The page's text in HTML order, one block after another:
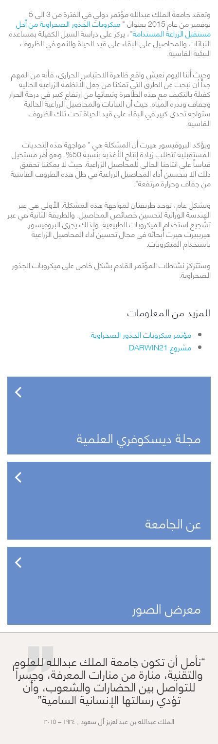
وتعقد جامعة الملك عبدالله مؤتمر دولي في الفترة من 3 الى 5
نوفمبر من عام 2015 بعنوان " ميكروبات الجذور الصحراوية من أجل
مستقبل الزراعة المستدامة"، يركز على دراسة السبل الكفيلة بمساعدة
النباتات والمحاصيل على البقاء على قيد الحياة والنمو في الظروف
البيئية القاسية.
وحيث أننا اليوم نعيش واقع ظاهرة الاحتباس الحراري، فأنه من المهم
جداً أن نبحث عن الطرق التي تمكنا من جعل الأنظمة الزراعية الحالية
كفيلة بالتكيف مع هذه الظاهرة وتبعاتها من ارتفاع كبير في درجة الحرار
وجفاف وندرة المياه. حيث أن النباتات والمحاصيل الزراعية الحالية
ستواجه تحدي كبير في البقاء على قيد الحياة تحت تلك الظروف
القاسية.
ويؤكد البروفيسور هيرت أن المشكلة هي " مواجهة هذه التحديات
المستقبلية تتطلب زيادة إنتاج الأغذية بنسبة 50%. وهو أمر مستحيل
قياساً على انتاجنا الحالي للمحاصيل الزراعية. حيث لا يمكننا تحقيق
ذلك الا بتحسين أداء المحاصيل الزراعية في ظل هذه الظروف القاسية
من جفاف وحرارة مرتفعة".
وبشكل عام، توجد طريقتان لمواجهة هذه المشكلة. الأولى هي عبر
الهندسة الوراثية لتحسين خصائص المحاصيل. والطريقة الثانية هي عبر
تشجيع استخدام الميكروبات الطبيعية. ولذلك يجري البروفيسور
هيريبيرت هيرت أبحاثه في مجال تحسين أداء المحاصيل الزراعية
باستخدام الميكروبات.
وستتركز نشاطات المؤتمر القادم بشكل خاص على ميكروبات الجذور
الصحراوية.
للمزيد من المعلومات
مؤتمر ميكروبات الجذور الصحراوية
مشروع DARWIN21
مجلة ديسكوفري العلمية
عن الجامعة
معرض الصور ”
نأمل أن تكون جامعة الملك عبدالله للعلوم
والتقنية، منارة من منارات المعرفة، وجسراً
للتواصل بين الحضارات والشعوب، وأن
تؤدي رسالتها الإنسانية السامية
الملك عبدالله بن عبدالعزيز آل سعود , ١٩٢٤ – ٢٠١٥